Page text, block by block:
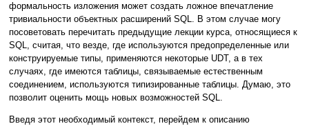
формальность изложения может создать ложное впечатление
тривиальности объектных расширений SQL. В этом случае могу
посоветовать перечитать предыдущие лекции курса, относящиеся к
SQL, считая, что везде, где используются предопределенные или
конструируемые типы, применяются некоторые UDT, а в тех
случаях, где имеются таблицы, связываемые естественным
соединением, используются типизированные таблицы. Думаю, это
позволит оценить мощь новых возможностей SQL.
Введя этот необходимый контекст, перейдем к описанию